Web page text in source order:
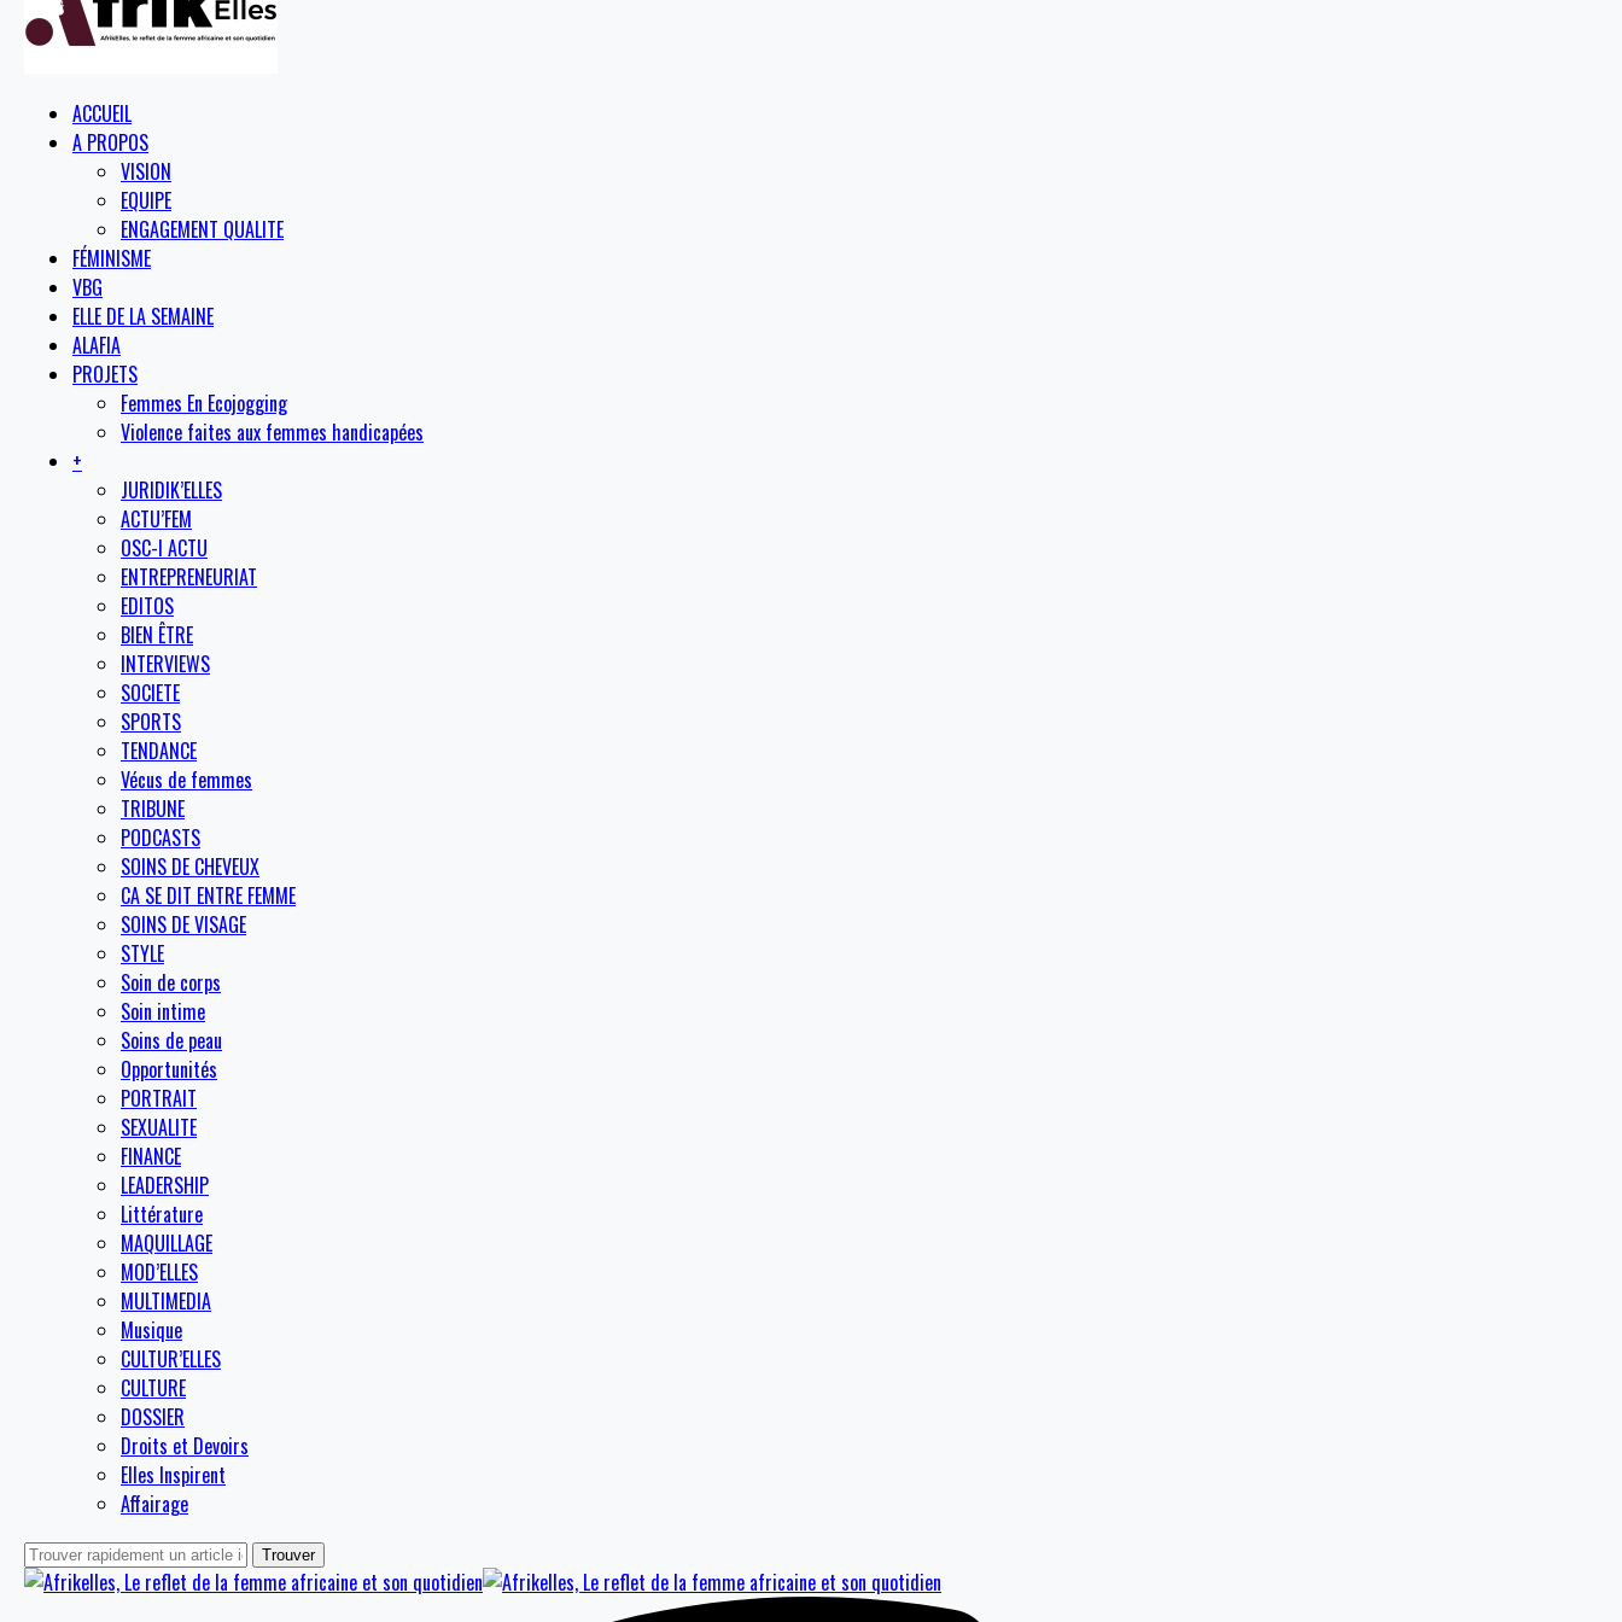
ACCUEIL
A PROPOS
VISION
EQUIPE
ENGAGEMENT QUALITE
FÉMINISME
VBG
ELLE DE LA SEMAINE
ALAFIA
PROJETS
Femmes En Ecojogging
Violence faites aux femmes handicapées
+
JURIDIK’ELLES
ACTU’FEM
OSC-I ACTU
ENTREPRENEURIAT
EDITOS
BIEN ÊTRE
INTERVIEWS
SOCIETE
SPORTS
TENDANCE
Vécus de femmes
TRIBUNE
PODCASTS
SOINS DE CHEVEUX
CA SE DIT ENTRE FEMME
SOINS DE VISAGE
STYLE
Soin de corps
Soin intime
Soins de peau
Opportunités
PORTRAIT
SEXUALITE
FINANCE
LEADERSHIP
Littérature
MAQUILLAGE
MOD’ELLES
MULTIMEDIA
Musique
CULTUR’ELLES
CULTURE
DOSSIER
Droits et Devoirs
Elles Inspirent
Affairage